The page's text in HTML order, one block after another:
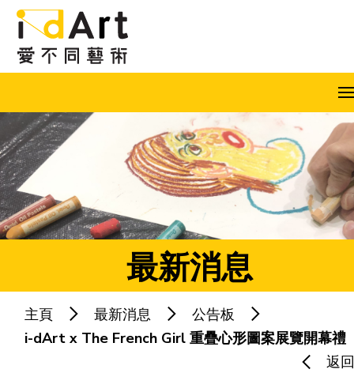
跳到內容（按回車鍵）
简 A A A
熱門關鍵字：藝術共融 藝術家
最新消息
主頁 最新消息
公告板
i-dArt x The French Girl 重疊心形圖案展覽開幕禮
返回